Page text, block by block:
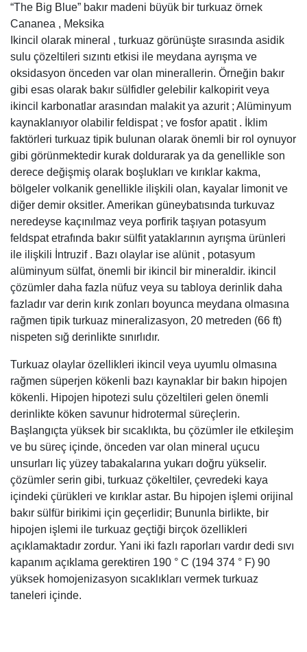
faktörleri turkuaz tipik bulunan olarak önemli bir rol oynuyor
gibi görünmektedir kurak doldurarak ya da genellikle son
derece değişmiş olarak boşlukları ve kırıklar kakma,
bölgeler volkanik genellikle ilişkili olan, kayalar limonit ve
diğer demir oksitler. Amerikan güneybatısında turkuvaz
neredeyse kaçınılmaz veya porfirik taşıyan potasyum
feldspat etrafında bakır sülfit yataklarının ayrışma ürünleri
ile ilişkili İntruzif . Bazı olaylar ise alünit , potasyum
alüminyum sülfat, önemli bir ikincil bir mineraldir. ikincil
çözümler daha fazla nüfuz veya su tabloya derinlik daha
fazladır var derin kırık zonları boyunca meydana olmasına
rağmen tipik turkuaz mineralizasyon, 20 metreden (66 ft)
nispeten sığ derinlikte sınırlıdır.
Turkuaz olaylar özellikleri ikincil veya uyumlu olmasına
rağmen süperjen kökenli bazı kaynaklar bir bakın hipojen
kökenli. Hipojen hipotezi sulu çözeltileri gelen önemli
derinlikte köken savunur hidrotermal süreçlerin.
Başlangıçta yüksek bir sıcaklıkta, bu çözümler ile etkileşim
ve bu süreç içinde, önceden var olan mineral uçucu
unsurları liç yüzey tabakalarına yukarı doğru yükselir.
içindeki çürükleri ve kırıklar astar. Bu hipojen işlemi orijinal
bakır sülfür birikimi için geçerlidir; Bununla birlikte, bir
hipojen işlemi ile turkuaz geçtiği birçok özellikleri
açıklamaktadır zordur. Yani iki fazlı raporları vardır dedi sıvı
kapanım açıklama gerektiren 190 ° C (194 374 ° F) 90
yüksek homojenizasyon sıcaklıkları vermek turkuaz
taneleri içinde.